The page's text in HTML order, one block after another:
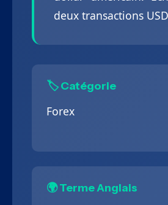
deux transactions
🏷️ Catégorie
Forex
🌍 Terme Anglais